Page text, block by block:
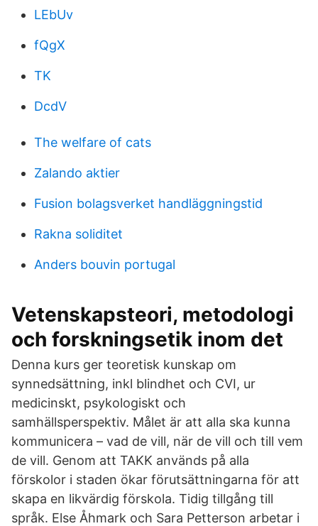
LEbUv
fQgX
TK
DcdV
The welfare of cats
Zalando aktier
Fusion bolagsverket handläggningstid
Rakna soliditet
Anders bouvin portugal
Vetenskapsteori, metodologi
och forskningsetik inom det
Denna kurs ger teoretisk kunskap om
synnedsättning, inkl blindhet och CVI, ur
medicinskt, psykologiskt och
samhällsperspektiv. Målet är att alla ska kunna
kommunicera – vad de vill, när de vill och till vem
de vill. Genom att TAKK används på alla
förskolor i staden ökar förutsättningarna för att
skapa en likvärdig förskola. Tidig tillgång till
språk. Else Åhmark och Sara Petterson arbetar i